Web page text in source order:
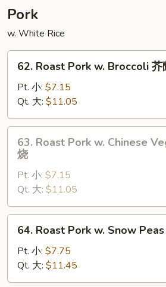
菜
鸡Pork
w. White Rice
Roast
Pork
Broccoli
芥
62. Roast Pork w. Broccoli 芥
Pt. 小: $7.15
Qt. 大: $11.05
Roast
Pork
Chinese
Vegetables
白
63. Roast Pork w. Chinese
烧
Pt. 小: $7.15
Qt. 大: $11.05
Roast
Pork
Snow
64. Roast Pork w. Snow
Pt. 小: $7.75
Qt. 大: $11.45